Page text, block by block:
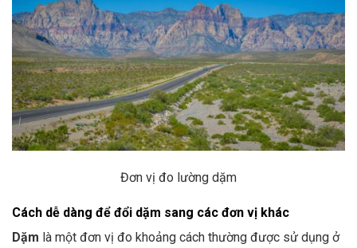
Đơn vị đo lường dặm
Cách dễ dàng để đổi dặm sang các đơn vị khác
Dặm là một đơn vị đo khoảng cách thường được sử dụng ở